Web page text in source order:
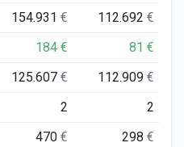
154.931€ 112.692€
184€ 81€
125.607€ 112.909€
2
2
470€ 298€